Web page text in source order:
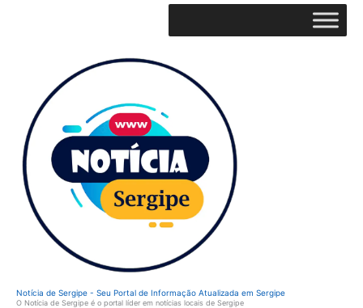
Notícia de Sergipe - Seu Portal de Informação Atualizada em Sergipe
O Notícia de Sergipe é o portal líder em notícias locais de Sergipe